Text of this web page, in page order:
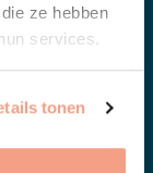
ze hebben
services.
tonen
om hun
we ons